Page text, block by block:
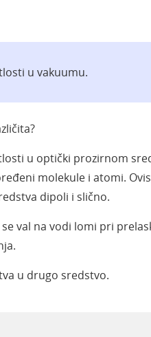
u vakuumu.
u optički prozirnom
molekule i atomi.
dipoli i slično.
val na vodi lomi pri
u drugo sredstvo.